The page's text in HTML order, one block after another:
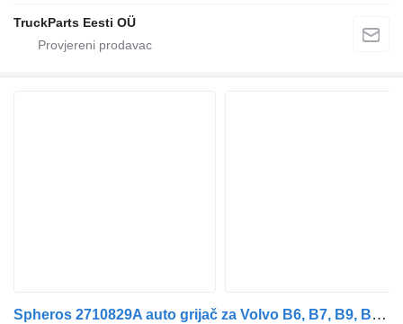
TruckParts Eesti OÜ
Spheros 2710829A auto grijač za Volvo B6, B7, B9, B10, B12 bus (1978-2011) autobusa